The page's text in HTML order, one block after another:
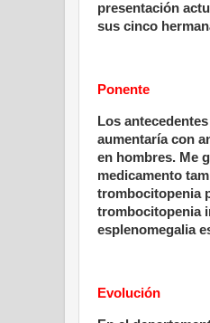
presentación
sus cinco
Ponente
Los
aumentaría con
en hombres. Me
medicamento
trombocitopenia
trombocitopenia
esplenomegalia
Evolución